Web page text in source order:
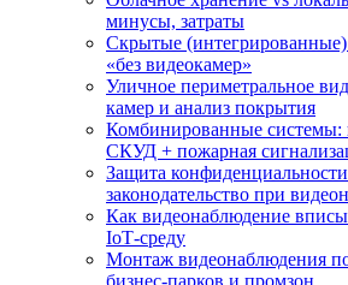
минусы, затраты
Скрытые (интегрированные)
«без видеокамер»
Уличное периметральное
камер и анализ покрытия
Комбинированные системы:
СКУД + пожарная
Защита
законодательство при
Как видеонаблюдение
IoT‑среду
Монтаж видеонаблюдения
бизнес‑парков и промзон